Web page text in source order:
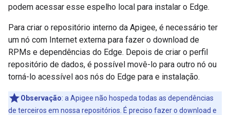
podem acessar esse espelho local para instalar o Edge.
Para criar o repositório interno da Apigee, é necessário ter
um nó com Internet externa para fazer o download de
RPMs e dependências do Edge. Depois de criar o perfil
repositório de dados, é possível movê-lo para outro nó ou
torná-lo acessível aos nós do Edge para e instalação.
Observação: a Apigee não hospeda todas as dependências
de terceiros em nossa repositórios. É preciso fazer o download e